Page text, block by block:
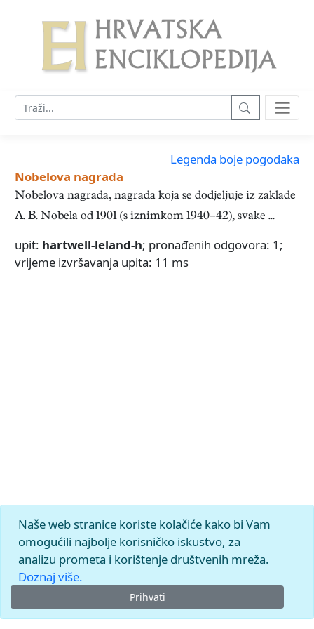
Legenda boje pogodaka
Nobelova nagrada
Nobelova nagrada, nagrada koja se dodjeljuje iz zaklade
A. B. Nobela od 1901 (s iznimkom 1940–42), svake ...
upit: hartwell-leland-h; pronađenih odgovora: 1;
vrijeme izvršavanja upita: 11 ms
Naše web stranice koriste kolačiće kako bi Vam
omogućili najbolje korisničko iskustvo, za
analizu prometa i korištenje društvenih mreža.
Doznaj više.
Prihvati
© 2026.Leksikografski zavodMiroslav Krleža